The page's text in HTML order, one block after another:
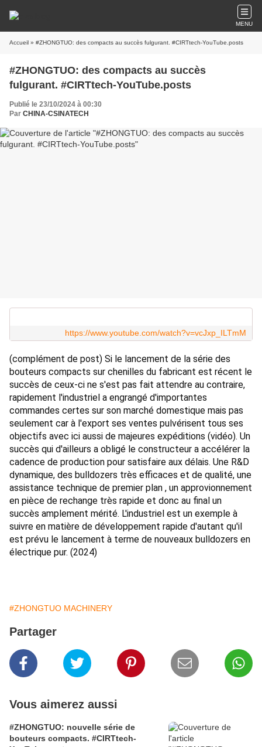
MENU
Accueil » #ZHONGTUO: des compacts au succès fulgurant. #CIRTtech-YouTube.posts
#ZHONGTUO: des compacts au succès
fulgurant. #CIRTtech-YouTube.posts
Publié le 23/10/2024 à 00:30
Par CHINA-CSINATECH
https://www.youtube.com/watch?v=vcJxp_ILTmM
(complément de post) Si le lancement de la série des
bouteurs compacts sur chenilles du fabricant est récent le
succès de ceux-ci ne s'est pas fait attendre au contraire,
rapidement l'industriel a engrangé d'importantes
commandes certes sur son marché domestique mais pas
seulement car à l'export ses ventes pulvérisent tous ses
objectifs avec ici aussi de majeures expéditions (vidéo). Un
succès qui d'ailleurs a obligé le constructeur a accélérer la
cadence de production pour satisfaire aux délais. Une R&D
dynamique, des bulldozers très efficaces et de qualité, une
assistance technique de premier plan , un approvionnement
en pièce de rechange très rapide et donc au final un
succès amplement mérité. L'industriel est un exemple à
suivre en matière de développement rapide d'autant qu'il
est prévu le lancement à terme de nouveaux bulldozers en
électrique pur. (2024)
#ZHONGTUO MACHINERY
Partager
Vous aimerez aussi
#ZHONGTUO: nouvelle série de
bouteurs compacts. #CIRTtech-